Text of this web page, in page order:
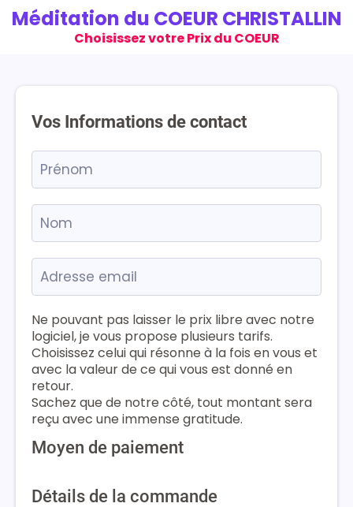
Méditation du COEUR CHRISTALLIN
Choisissez votre Prix du COEUR
Vos Informations de contact
Ne pouvant pas laisser le prix libre avec notre
logiciel, je vous propose plusieurs tarifs.
Choisissez celui qui résonne à la fois en vous et
avec la valeur de ce qui vous est donné en
retour.
Sachez que de notre côté, tout montant sera
reçu avec une immense gratitude.
Moyen de paiement
Détails de la commande